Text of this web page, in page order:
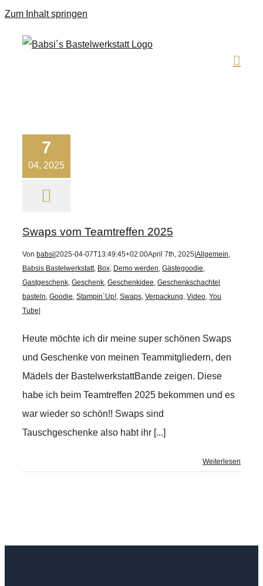
Zum Inhalt springen
7
04, 2025
Swaps vom Teamtreffen 2025
Von babsi 2025-04-07T13:49:45+02:00April 7th, 2025 Allgemein,
Babsis Bastelwerkstatt, Box, Demo werden, Gästegoodie,
Gastgeschenk, Geschenk, Geschenkidee, Geschenkschachtel
basteln, Goodie, Stampin´Up!, Swaps, Verpackung, Video, You
Tube
Heute möchte ich dir meine super schönen Swaps
und Geschenke von meinen Teammitgliedern, den
Mädels der BastelwerkstattBande zeigen. Diese
habe ich beim Teamtreffen 2025 bekommen und es
war wieder so schön!! Swaps sind
Tauschgeschenke also habt ihr [...]
Weiterlesen